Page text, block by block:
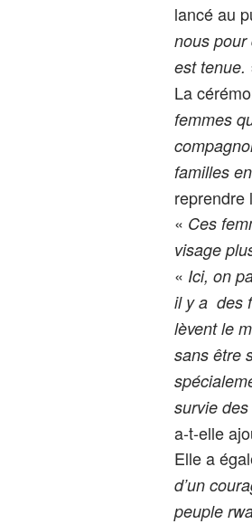
lancé au
nous pour
est tenue.
La
femmes
familles
reprendre
« Ces
visage
« Ici, on
il y a des
lèvent le
sans être
survie
a-t-elle
Elle a
d’un
peuple